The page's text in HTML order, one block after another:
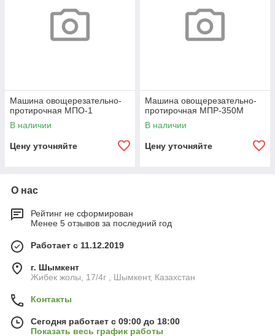
Машина овощерезательно-
протирочная МПО-1
В наличии
Цену уточняйте
Машина овощерезательно-
протирочная МПР-350М
В наличии
Цену уточняйте
О нас
Рейтинг не сформирован
Менее 5 отзывов за последний год
Работает с 11.12.2019
г. Шымкент
Жибек жолы, 17/4г , Шымкент, Казахстан
Контакты
Сегодня работает с 09:00 до 18:00
Показать весь график работы